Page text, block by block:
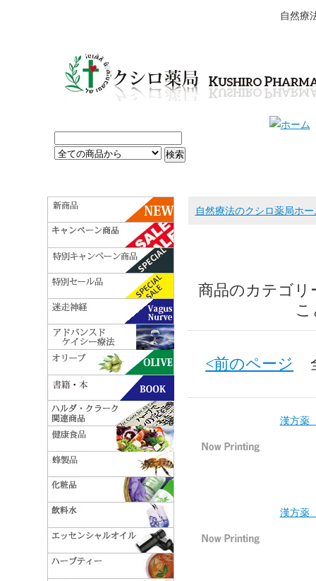
自然療
自然療法のクシロ薬局ホー
商品のカテゴリ
こ
<前のページ
漢方薬
漢方薬